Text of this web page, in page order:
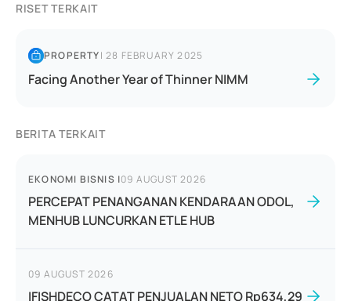
RISET TERKAIT
PROPERTY|28 FEBRUARY 2025
Facing Another Year of Thinner NIMM
BERITA TERKAIT
EKONOMI BISNIS |09 AUGUST 2026
PERCEPAT PENANGANAN KENDARAAN ODOL,
MENHUB LUNCURKAN ETLE HUB
09 AUGUST 2026
IFISHDECO CATAT PENJUALAN NETO Rp634,29